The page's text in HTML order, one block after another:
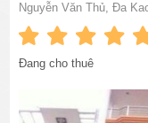
Nguyễn Văn Thủ, Đa
Đang cho thuê